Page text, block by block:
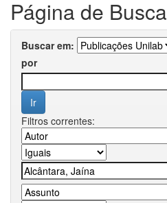
Página de Busca
Buscar em:
por
Filtros correntes: